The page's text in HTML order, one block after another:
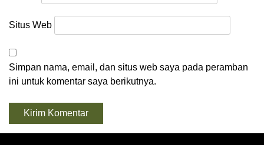
Situs Web
Simpan nama, email, dan situs web saya pada peramban
ini untuk komentar saya berikutnya.